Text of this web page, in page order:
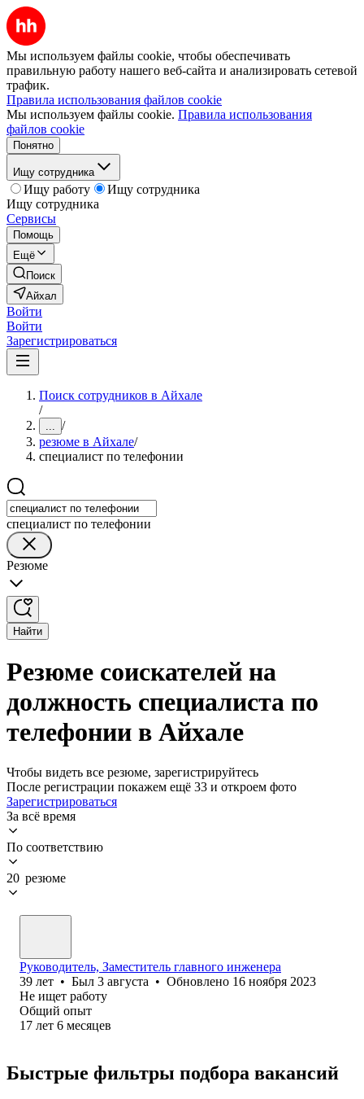
Мы используем файлы cookie, чтобы обеспечивать
правильную работу нашего веб-сайта и анализировать сетевой
трафик.
Правила использования файлов cookie
Мы используем файлы cookie. Правила использования
файлов cookie
Понятно
Ищу сотрудника
Ищу работу
Ищу сотрудника
Ищу сотрудника
Сервисы
Помощь
Ещё
Поиск
Айхал
Войти
Войти
Зарегистрироваться
Поиск сотрудников в Айхале
/
... /
резюме в Айхале/
специалист по телефонии
специалист по телефонии
Резюме
Найти
Резюме соискателей на
должность специалиста по
телефонии в Айхале
Чтобы видеть все резюме, зарегистрируйтесь
После регистрации покажем ещё 33 и откроем фото
Зарегистрироваться
За всё время
По соответствию
20 резюме
Руководитель, Заместитель главного инженера
39 лет • Был 3 августа • Обновлено 16 ноября 2023
Не ищет работу
Общий опыт
17 лет 6 месяцев
Быстрые фильтры подбора вакансий